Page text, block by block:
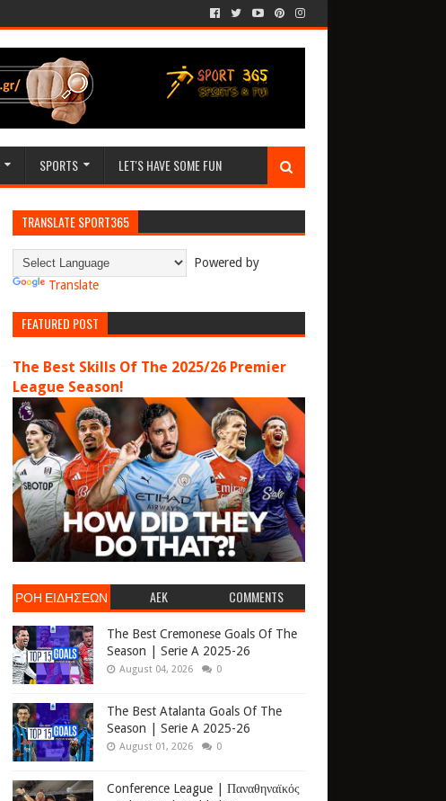
SPORTS LET'S HAVE SOME FUN
TRANSLATE SPORT365
Powered by
Translate
FEATURED POST
The Best Skills Of The 2025/26 Premier
League Season!
ΡΟΗ ΕΙΔΗΣΕΩΝ AEK COMMENTS
The Best Cremonese Goals Of The
Season | Serie A 2025-26
August 04, 2026 0
The Best Atalanta Goals Of The
Season | Serie A 2025-26
August 01, 2026 0
Conference League | Παναθηναϊκός